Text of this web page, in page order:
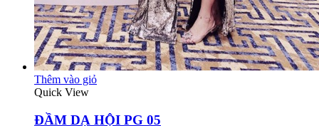
Thêm vào giỏ
Quick View
ĐẦM DẠ HỘI PG 05